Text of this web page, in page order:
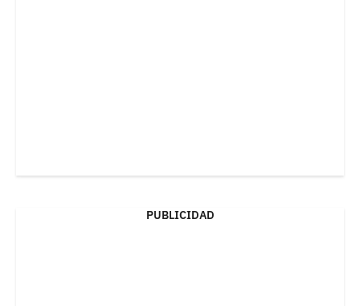
PUBLICIDAD